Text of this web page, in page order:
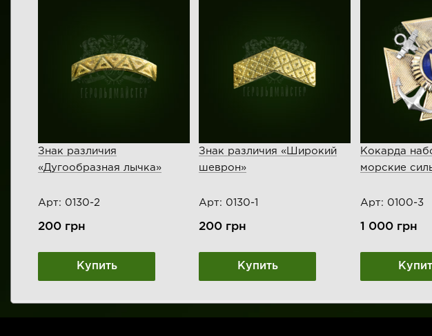
Знак различия
«Дугообразная лычка»
Арт: 0130-2
200 грн
Купить
Знак различия «Широкий
шеврон»
Арт: 0130-1
200 грн
Купить
Кокарда
морские
Арт: 0100-3
1 000 грн